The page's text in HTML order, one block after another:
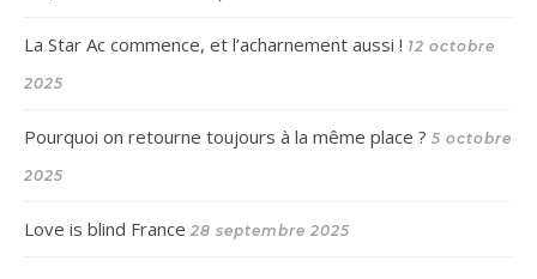
La Star Ac commence, et l’acharnement aussi ! 12 octobre
2025
Pourquoi on retourne toujours à la même place ? 5 octobre
2025
Love is blind France 28 septembre 2025